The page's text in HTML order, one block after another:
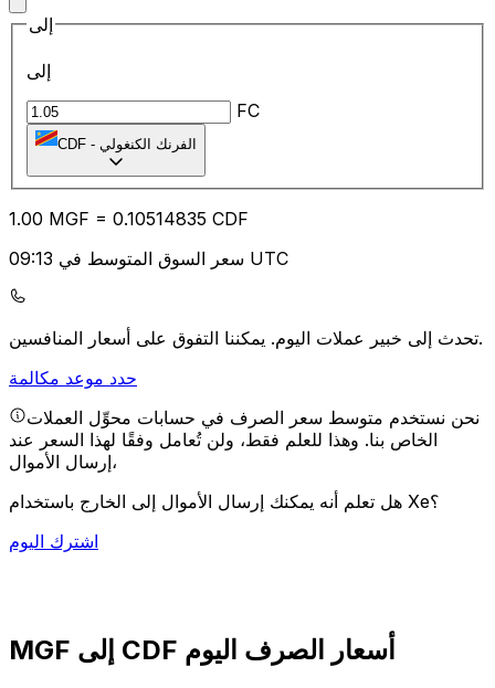
إلى
إلى
FC
CDF - الفرنك الكنغولي
1.00 MGF = 0.10514835 CDF
سعر السوق المتوسط في 09:13 UTC
تحدث إلى خبير عملات اليوم.يمكننا التفوق على أسعار المنافسين.
حدد موعد مكالمة
نحن نستخدم متوسط سعر الصرف في حسابات محوِّل العملات
الخاص بنا. وهذا للعلم فقط، ولن تُعامل وفقًا لهذا السعر عند
إرسال الأموال،
هل تعلم أنه يمكنك إرسال الأموال إلى الخارج باستخدام Xe؟
اشترك اليوم
MGF إلى CDF أسعار الصرف اليوم